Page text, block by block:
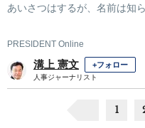
あいさつはするが、名前は知
PRESIDENT Online
溝上 憲文 +フォロー
人事ジャーナリスト
1